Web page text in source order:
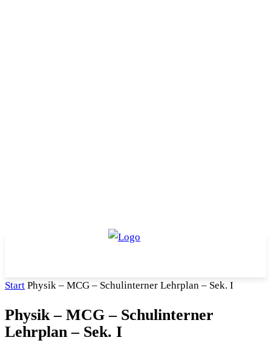
Start Physik – MCG – Schulinterner Lehrplan – Sek. I
Physik – MCG – Schulinterner
Lehrplan – Sek. I